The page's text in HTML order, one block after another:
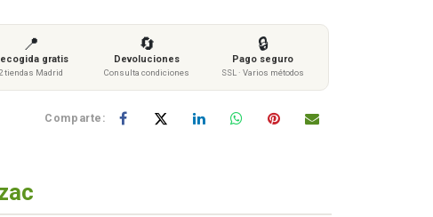
📍
gratis
tiendas Madrid
🔄
Devoluciones
Consulta condiciones
🔒
Pago seguro
SSL · Varios métodos
Comparte: